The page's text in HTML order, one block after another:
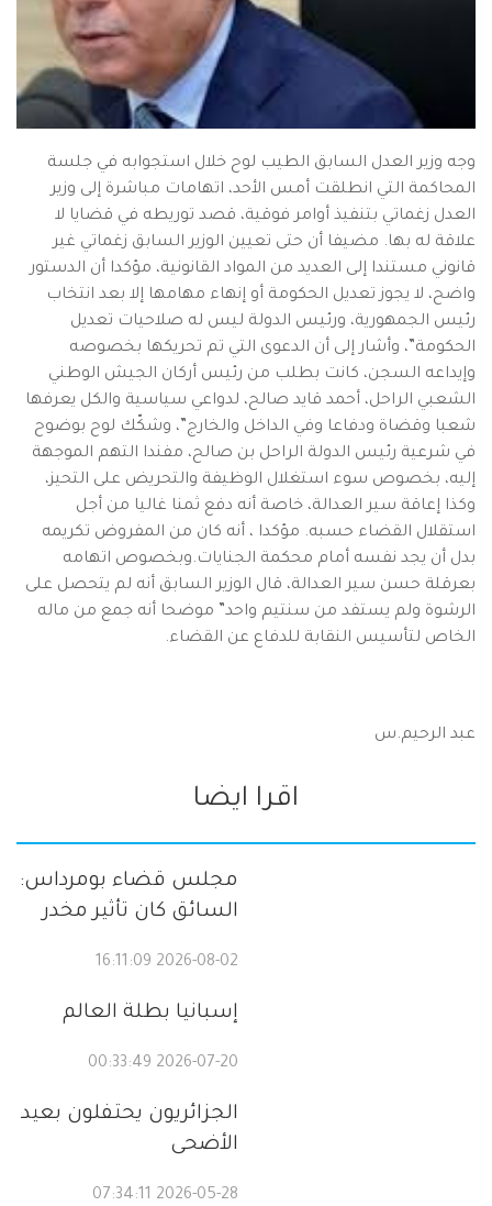
وجه وزير العدل السابق الطيب لوح خلال استجوابه في جلسة
المحاكمة التي انطلقت أمس الأحد، اتهامات مباشرة إلى وزير
العدل زغماتي بتنفيذ أوامر فوقية، قصد توريطه في قضايا لا
علاقة له بها. مضيفا أن حتى تعيين الوزير السابق زغماتي غير
قانوني مستندا إلى العديد من المواد القانونية، مؤكدا أن الدستور
واضح، لا يجوز تعديل الحكومة أو إنهاء مهامها إلا بعد انتخاب
رئيس الجمهورية، ورئيس الدولة ليس له صلاحيات تعديل
الحكومة”، وأشار إلى أن الدعوى التي تم تحريكها بخصوصه
وإيداعه السجن، كانت بطلب من رئيس أركان الجيش الوطني
الشعبي الراحل، أحمد قايد صالح، لدواعي سياسية والكل يعرفها
شعبا وقضاة ودفاعا وفي الداخل والخارج”، وشكّك لوح بوضوح
في شرعية رئيس الدولة الراحل بن صالح، مفندا التهم الموجهة
إليه، بخصوص سوء استغلال الوظيفة والتحريض على التحيز،
وكذا إعاقة سير العدالة، خاصة أنه دفع ثمنا غاليا من أجل
استقلال القضاء حسبه. مؤكدا ، أنه كان من المفروض تكريمه
بدل أن يجد نفسه أمام محكمة الجنايات.وبخصوص اتهامه
بعرقلة حسن سير العدالة، قال الوزير السابق أنه لم يتحصل على
الرشوة ولم يستفد من سنتيم واحد” موضحا أنه جمع من ماله
الخاص لتأسيس النقابة للدفاع عن القضاء.
عبد الرحيم.س
اقرا ايضا
مجلس قضاء بومرداس:
السائق كان تأثير مخدر
2026-08-02 16:11:09
إسبانيا بطلة العالم
2026-07-20 00:33:49
الجزائريون يحتفلون بعيد
الأضحى
2026-05-28 07:34:11